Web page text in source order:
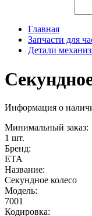
Главная
Запчасти для
Детали
Информация о
Минимальный заказ:
1 шт.
Бренд:
ETA
Название:
Секундное колесо
Модель:
7001
Кодировка: